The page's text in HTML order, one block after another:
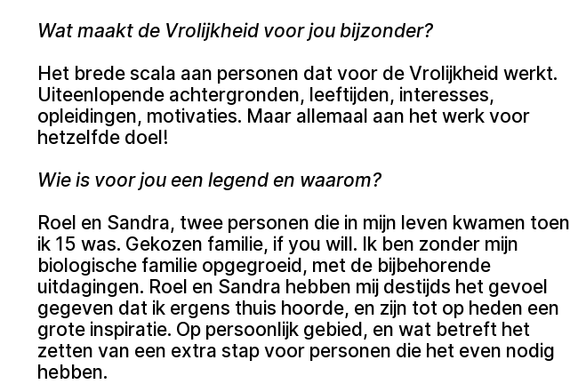
Wat maakt de Vrolijkheid voor jou bijzonder?
Het brede scala aan personen dat voor de Vrolijkheid werkt.
Uiteenlopende achtergronden, leeftijden, interesses,
opleidingen, motivaties. Maar allemaal aan het werk voor
hetzelfde doel!
Wie is voor jou een legend en waarom?
Roel en Sandra, twee personen die in mijn leven kwamen toen
ik 15 was. Gekozen familie, if you will. Ik ben zonder mijn
biologische familie opgegroeid, met de bijbehorende
uitdagingen. Roel en Sandra hebben mij destijds het gevoel
gegeven dat ik ergens thuis hoorde, en zijn tot op heden een
grote inspiratie. Op persoonlijk gebied, en wat betreft het
zetten van een extra stap voor personen die het even nodig
hebben.